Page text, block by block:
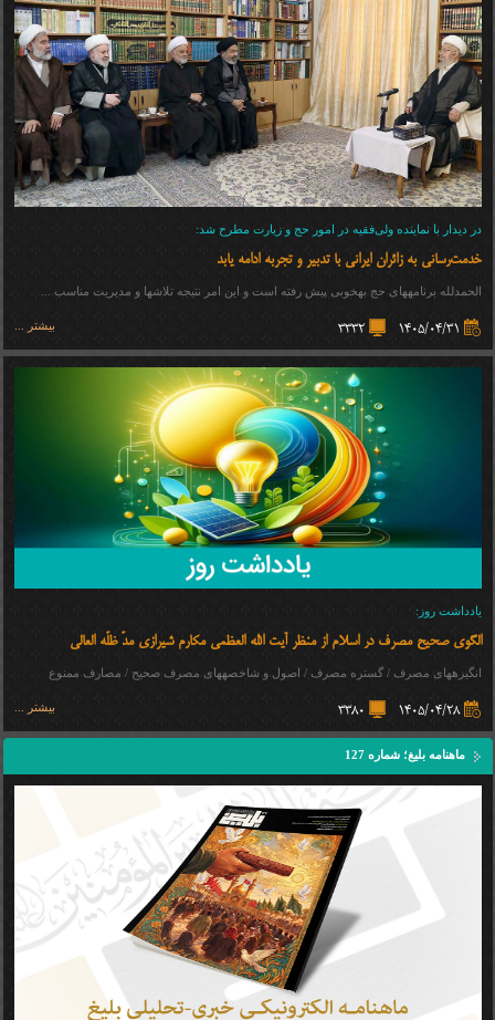
در دیدار با نماینده ولی‌فقیه در امور حج و زیارت مطرح شد:
خدمت‌رسانی به زائران ایرانی با تدبیر و تجربه ادامه یابد
الحمدلله برنامههای حج بهخوبی پیش رفته است و این امر نتیجه تلاشها و مدیریت مناسب ...
1405/04/31
3332 بیشتر ...
یادداشت روز:
الگوی صحیح مصرف در اسلام از منظر آیت الله العظمی مکارم شیرازی مدّ ظلّه العالی
انگیزههای مصرف / گستره مصرف / اصول و شاخصههای مصرف صحیح / مصارف ممنوع
1405/04/28
3380 بیشتر ...
ماهنامه بلیغ؛ شماره 127